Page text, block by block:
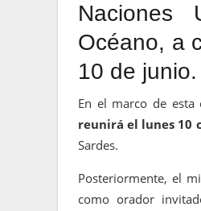
Naciones
Océano, a
10 de junio.
En el marco de esta
reunirá el lunes 10
Sardes.
Posteriormente, el
como orador